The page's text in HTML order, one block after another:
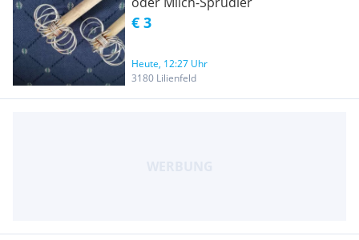
€ 3
Heute, 12:27 Uhr
3180 Lilienfeld